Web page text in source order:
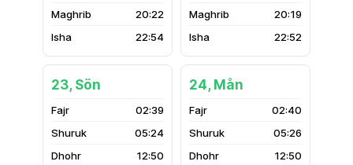
20:22
22:54
20:19
22:52
23, Sön
02:39
05:24
12:50
24, Mån
02:40
05:26
12:50